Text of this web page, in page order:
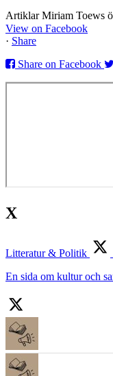
Artiklar Miriam Toews
View on Facebook
· Share
Share on Facebook
X
Litteratur & Politik
En sida om kultur och